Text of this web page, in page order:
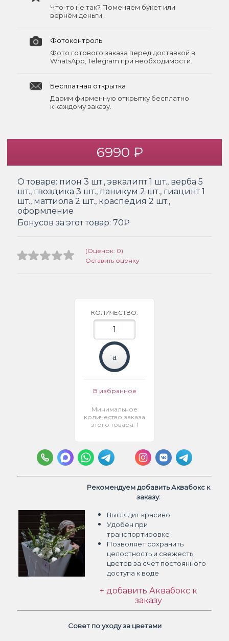
Что-то не так? Поменяем букет или
вернём деньги.
Фотоконтроль
Фото готового заказа перед доставкой в
WhatsApp, Telegram при необходимости.
Бесплатная открытка
Дарим фирменную открытку бесплатно
к каждому заказу.
6990 ₽
О товаре: пион 3 шт., эвкалипт 1 шт., верба 5
шт., гвоздика 3 шт., паникум 2 шт., гиацинт 1
шт., маттиола 2 шт., краспедия 2 шт.,
оформление
Бонусов за этот товар: 70₽
(Оценок: 0)
Оставить оценку
КОЛИЧЕСТВО:
В избранное
Минимальное
количество заказа
этого товара: 1
Рекомендуем добавить Аквабокс к
заказу:
Выглядит красиво
Удобен при
транспортировке
Позволяет сохранить
целостность и свежесть
цветов за счет постоянного
доступа к воде
+ добавить Аквабокс к
заказу
Совет по уходу за цветами